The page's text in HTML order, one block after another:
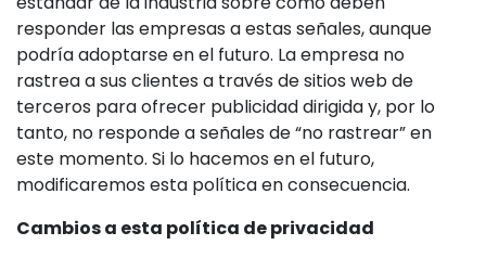
responder las empresas a estas señales, aunque
podría adoptarse en el futuro. La empresa no
rastrea a sus clientes a través de sitios web de
terceros para ofrecer publicidad dirigida y, por lo
tanto, no responde a señales de “no rastrear” en
este momento. Si lo hacemos en el futuro,
modificaremos esta política en consecuencia.
Cambios a esta política de privacidad